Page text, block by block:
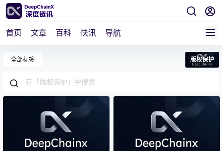
首页 文章 百科 快讯 导航
全部标签 版权保护